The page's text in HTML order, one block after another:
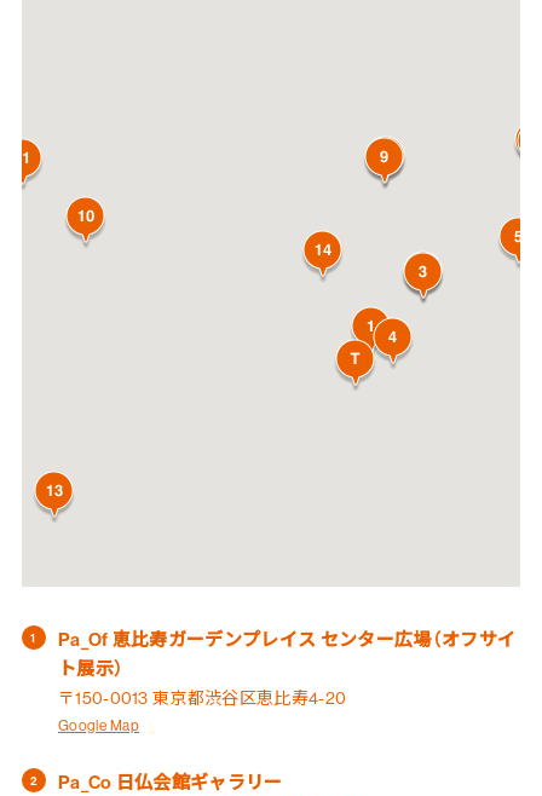
Pa_Of 恵比寿ガーデンプレイス センター広場（オフサイ
ト展示）
〒150-0013 東京都渋谷区恵比寿4-20
Google Map
Pa_Co 日仏会館ギャラリー